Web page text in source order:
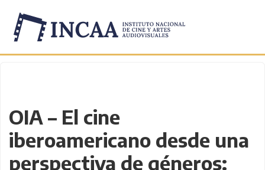
OIA – El cine
iberoamericano desde una
perspectiva de géneros: